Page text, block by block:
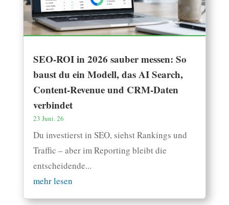
SEO-ROI in 2026 sauber messen: So
baust du ein Modell, das AI Search,
Content-Revenue und CRM-Daten
verbindet
23 Juni. 26
Du investierst in SEO, siehst Rankings und
Traffic – aber im Reporting bleibt die
entscheidende...
mehr lesen